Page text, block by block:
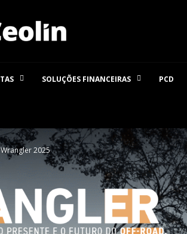
SOLUÇÕES FINANCEIRAS PCD
Wrangler 2025